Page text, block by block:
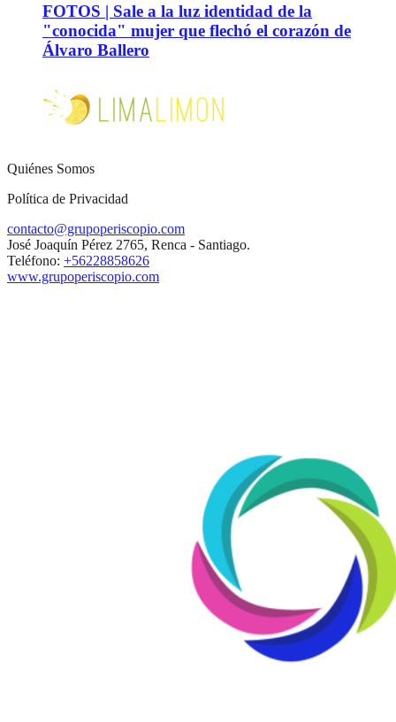
FOTOS | Sale a la luz identidad de la
"conocida" mujer que flechó el corazón de
Álvaro Ballero
Quiénes Somos
Política de Privacidad
contacto@grupoperiscopio.com
José Joaquín Pérez 2765, Renca - Santiago.
Teléfono: +56228858626
www.grupoperiscopio.com